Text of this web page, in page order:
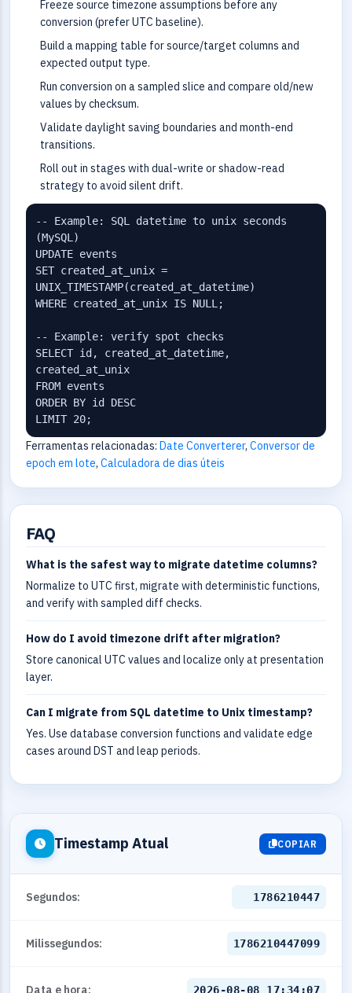
Freeze source timezone assumptions before any
conversion (prefer UTC baseline).
Build a mapping table for source/target columns and
expected output type.
Run conversion on a sampled slice and compare old/new
values by checksum.
Validate daylight saving boundaries and month-end
transitions.
Roll out in stages with dual-write or shadow-read
strategy to avoid silent drift.
-- Example: SQL datetime to unix seconds
(MySQL)
UPDATE events
SET created_at_unix =
UNIX_TIMESTAMP(created_at_datetime)
WHERE created_at_unix IS NULL;
-- Example: verify spot checks
SELECT id, created_at_datetime,
created_at_unix
FROM events
ORDER BY id DESC
LIMIT 20;
Ferramentas relacionadas: Date Converterer, Conversor de
epoch em lote, Calculadora de dias úteis
FAQ
What is the safest way to migrate datetime columns?
Normalize to UTC first, migrate with deterministic functions,
and verify with sampled diff checks.
How do I avoid timezone drift after migration?
Store canonical UTC values and localize only at presentation
layer.
Can I migrate from SQL datetime to Unix timestamp?
Yes. Use database conversion functions and validate edge
cases around DST and leap periods.
Timestamp Atual COPIAR
Segundos: 1786210447
Milissegundos: 1786210447099
Data e hora: 2026-08-08 17:34:07